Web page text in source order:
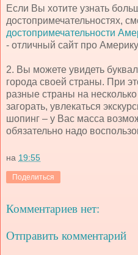
Если Вы хотите узнать
достопримечательностях,
достопримечательности
- отличный сайт про
2. Вы можете увидеть
города своей страны. При
разные страны на
загорать, увлекаться
шопинг – у Вас масса
обязательно надо
на 19:55
Поделиться
Комментариев нет:
Отправить комментарий